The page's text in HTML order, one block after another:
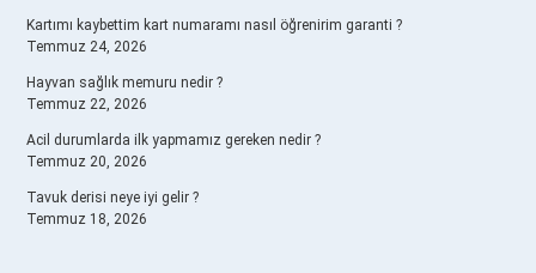
Kartımı kaybettim kart numaramı nasıl öğrenirim garanti ?
Temmuz 24, 2026
Hayvan sağlık memuru nedir ?
Temmuz 22, 2026
Acil durumlarda ilk yapmamız gereken nedir ?
Temmuz 20, 2026
Tavuk derisi neye iyi gelir ?
Temmuz 18, 2026